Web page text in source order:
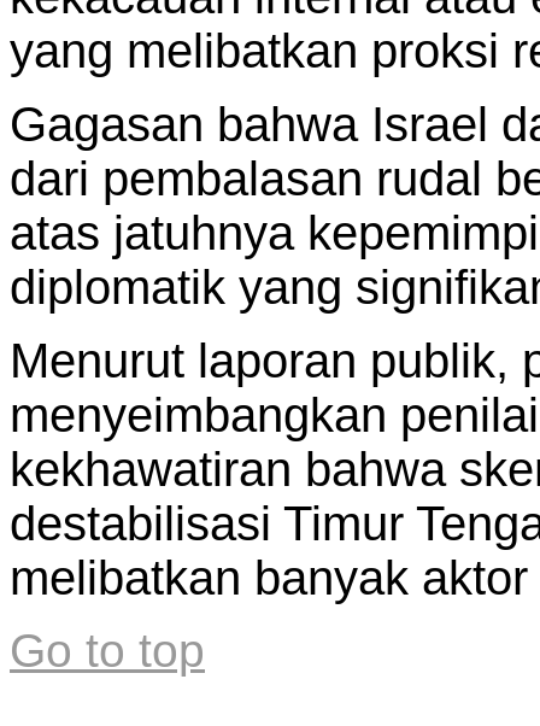
yang melibatkan proksi
Gagasan bahwa Israel
dari pembalasan rudal
atas jatuhnya
diplomatik yang
Menurut laporan publik,
menyeimbangkan
kekhawatiran bahwa
destabilisasi Timur
melibatkan banyak
Go to top